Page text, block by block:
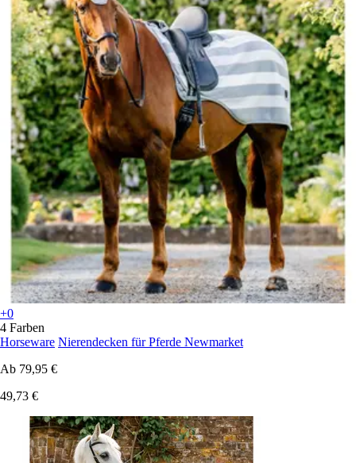
+0
4 Farben
Horseware Nierendecken für Pferde Newmarket
Ab 79,95 €
49,73 €